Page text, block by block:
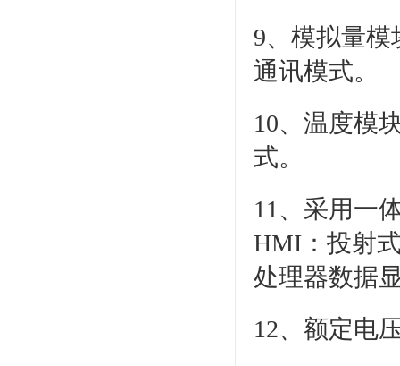
9、模拟量模
通讯模式。
10、温度模
式。
11、采用一
HMI：投射
处理器数据
12、额定电